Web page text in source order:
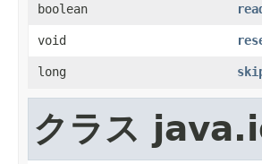
boolean
void
long
クラス